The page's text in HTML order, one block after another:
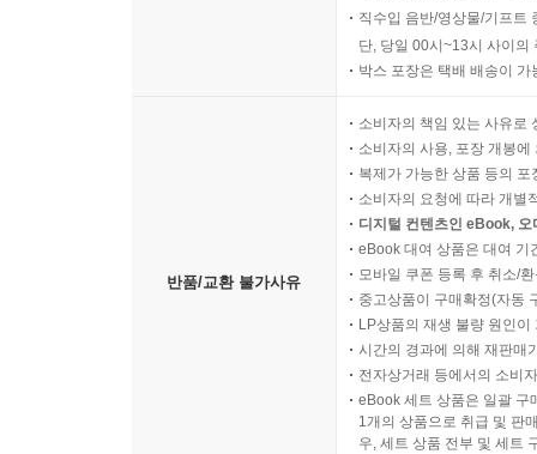
직수입 음반/영상물/기프트
단, 당일 00시~13시 사이의
박스 포장은 택배 배송이
반품/교환 불가사유
소비자의 책임 있는 사유로
소비자의 사용, 포장 개봉
복제가 가능한 상품 등의
소비자의 요청에 따라 개별
디지털 컨텐츠인 eBook,
eBook 대여 상품은 대여 기
모바일 쿠폰 등록 후 취소/
중고상품이 구매확정(자동
LP상품의 재생 불량 원인
시간의 경과에 의해 재판매
전자상거래 등에서의 소비
eBook 세트 상품은 일괄 구
1개의 상품으로 취급 및 판
우, 세트 상품 전부 및 세트